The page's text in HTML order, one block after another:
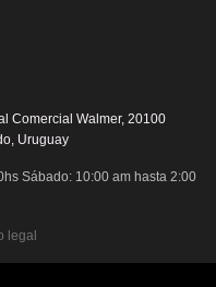
Comercial Walmer, 20100
Uruguay
Sábado: 10:00 am hasta 2:00
legal